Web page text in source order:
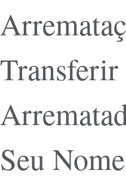
Seu Nome